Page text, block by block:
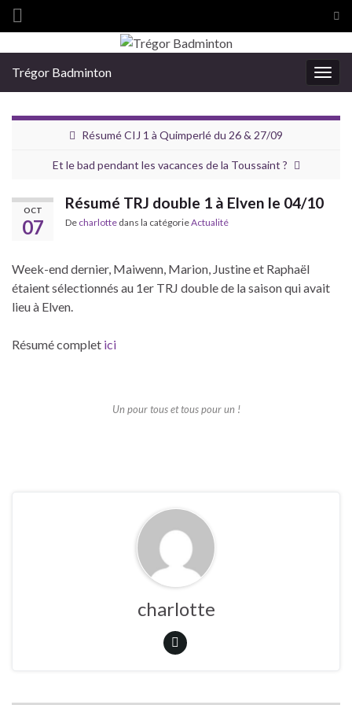
Search for:
Trégor Badminton
Résumé CIJ 1 à Quimperlé du 26 & 27/09
Et le bad pendant les vacances de la Toussaint ?
OCT
07
Résumé TRJ double 1 à Elven le 04/10
De charlotte dans la catégorieActualité
Week-end dernier, Maiwenn, Marion, Justine et Raphaël
étaient sélectionnés au 1er TRJ double de la saison qui avait
lieu à Elven.
Résumé complet ici
Un pour tous et tous pour un !
charlotte